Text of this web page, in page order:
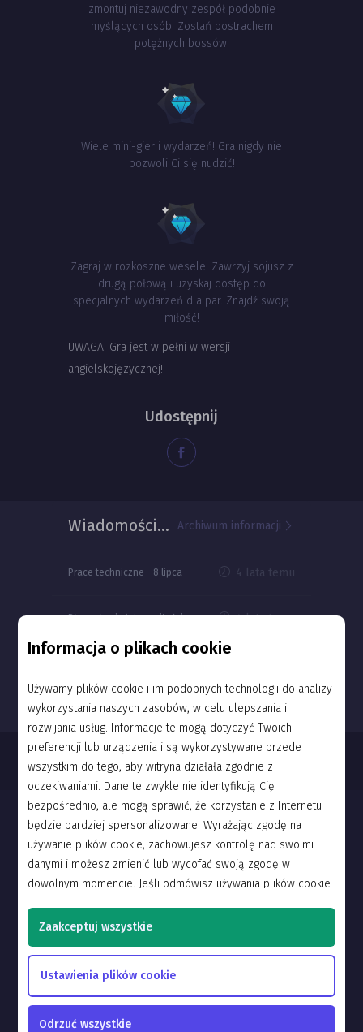
Informacja o plikach cookie
Używamy plików cookie i im podobnych technologii do analizy
wykorzystania naszych zasobów, w celu ulepszania i
rozwijania usług. Informacje te mogą dotyczyć Twoich
preferencji lub urządzenia i są wykorzystywane przede
wszystkim do tego, aby witryna działała zgodnie z
oczekiwaniami. Dane te zwykle nie identyfikują Cię
bezpośrednio, ale mogą sprawić, że korzystanie z Internetu
będzie bardziej spersonalizowane. Wyrażając zgodę na
używanie plików cookie, zachowujesz kontrolę nad swoimi
danymi i możesz zmienić lub wycofać swoją zgodę w
dowolnym momencie. Jeśli odmówisz używania plików cookie
wpłynie to na działanie witryny, ale możesz nie być w stanie w
pełni korzystać z jej funkcji. Aby uzyskać więcej informacji,
zapoznaj się z naszą
Zaakceptuj wszystkie
Ustawienia plików cookie
Odrzuć wszystkie
zmontuj niezawodny zespół podobnie
myślących osób. Zostań postrachem
potężnych bossów!
Wiele mini-gier i wydarzeń! Gra nigdy nie
pozwoli Ci się nudzić!
Zagraj w rozkoszne wesele! Zawrzyj sojusz z
drugą połową i uzyskaj dostęp do
specjalnych wydarzeń dla par. Znajdź swoją
miłość!
UWAGA! Gra jest w pełni w wersji
angielskojęzycznej!
Udostępnij
Wiadomości z gry Archiwum informacji
Prace techniczne - 8 lipca 4 lata temu
Błogosławieństwo miłości 4 lata temu
Prace techniczne - 3 wrzesnia 5 lat temu
Informacje
Pomoc
Polityka prywatności
Polski